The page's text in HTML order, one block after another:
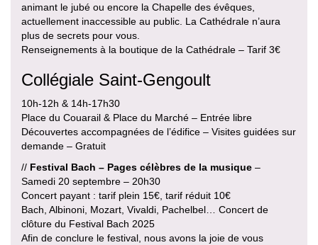
animant le jubé ou encore la Chapelle des évêques,
actuellement inaccessible au public. La Cathédrale n’aura
plus de secrets pour vous.
Renseignements à la boutique de la Cathédrale – Tarif 3€
Collégiale Saint-Gengoult
10h-12h & 14h-17h30
Place du Couarail & Place du Marché – Entrée libre
Découvertes accompagnées de l’édifice – Visites guidées sur
demande – Gratuit
// Festival Bach – Pages célèbres de la musique –
Samedi 20 septembre – 20h30
Concert payant : tarif plein 15€, tarif réduit 10€
Bach, Albinoni, Mozart, Vivaldi, Pachelbel… Concert de
clôture du Festival Bach 2025
Afin de conclure le festival, nous avons la joie de vous